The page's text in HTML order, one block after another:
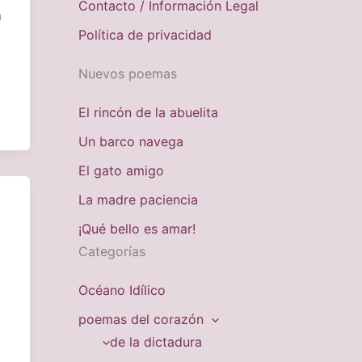
Contacto / Información Legal
Política de privacidad
Nuevos poemas
El rincón de la abuelita
Un barco navega
El gato amigo
La madre paciencia
¡Qué bello es amar!
Categorías
Océano Idílico
poemas del corazón
de la dictadura